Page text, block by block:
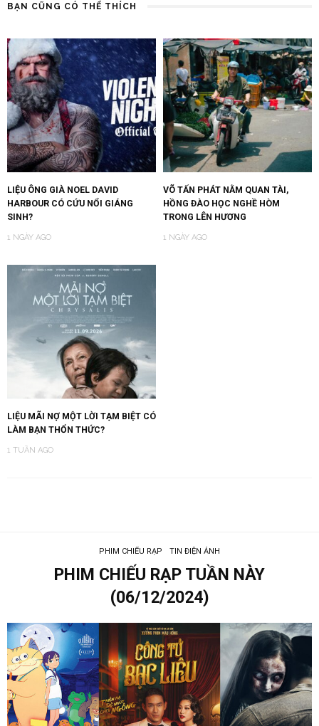
BẠN CŨNG CÓ THỂ THÍCH
LIỆU ÔNG GIÀ NOEL DAVID
HARBOUR CÓ CỨU NỔI GIÁNG
SINH?
1 NGÀY AGO
VÕ TẤN PHÁT NẰM QUAN TÀI,
HỒNG ĐÀO HỌC NGHỀ HÒM
TRONG LÊN HƯƠNG
1 NGÀY AGO
LIỆU MÃI NỢ MỘT LỜI TẠM BIỆT CÓ
LÀM BẠN THỔN THỨC?
1 TUẦN AGO
PHIM CHIẾU RẠP TIN ĐIỆN ẢNH
PHIM CHIẾU RẠP TUẦN NÀY
(06/12/2024)